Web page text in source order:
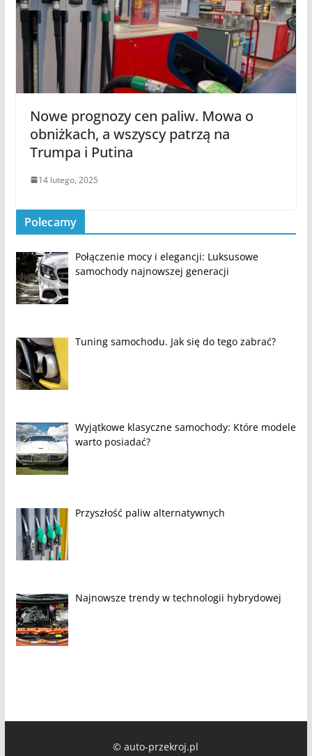
Nowe prognozy cen paliw. Mowa o
obniżkach, a wszyscy patrzą na
Trumpa i Putina
14 lutego, 2025
Polecamy
Połączenie mocy i elegancji: Luksusowe
samochody najnowszej generacji
Tuning samochodu. Jak się do tego zabrać?
Wyjątkowe klasyczne samochody: Które modele
warto posiadać?
Przyszłość paliw alternatywnych
Najnowsze trendy w technologii hybrydowej
© auto-przekroj.pl